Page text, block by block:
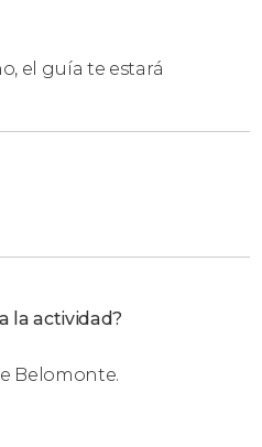
aunque se hagan en
el guía te estará
la actividad?
Belomonte.